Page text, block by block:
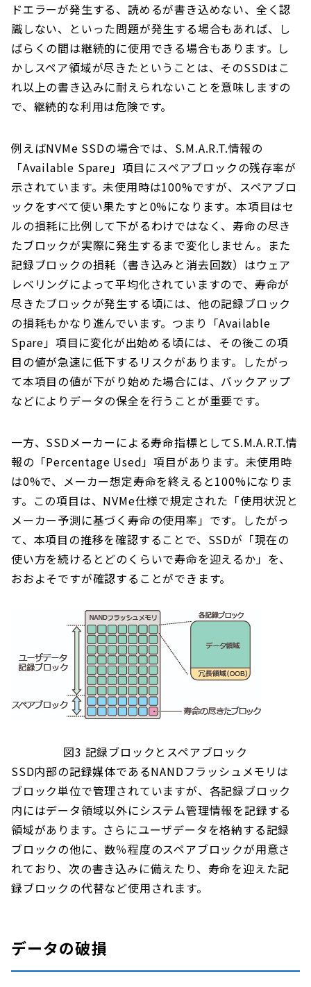
ドエラーが発生する、読めるが書き込めない、全く認
識しない、といった問題が発生する場合もあれば、し
ばらくの間は継続的に使用できる場合もあります。し
かしスペア領域が尽きたということは、そのSSDはこ
れ以上の書き込みに耐えられないことを意味しますの
で、継続的な利用は危険です。
例えばNVMe SSDの場合では、S.M.A.R.T.情報の
「Available Spare」項目にスペアブロックの残存率が
示されています。未使用時は100%ですが、スペアブロ
ックをすべて使い果たすと0%になります。本項目はセ
ルの損耗に比例して下がるわけではなく、寿命の尽き
たブロックが実際に発生するまで変化しません。また
記録ブロックの損耗（書き込みと消去回数）はウェア
レベリングによって平均化されていますので、寿命が
尽きたブロックが発生する頃には、他の記録ブロック
の損耗もかなり進んでいます。つまり「Available
Spare」項目に変化が出始める頃には、その後この項
目の値が急速に低下するリスクがあります。したがっ
て本項目の値が下がり始めた場合には、バックアップ
などによりデータの保全を行うことが重要です。
一方、SSDメーカーによる寿命指標としてS.M.A.R.T.情
報の「Percentage Used」項目があります。未使用時
は0%で、メーカー想定寿命を終えると100%になりま
す。この項目は、NVMe仕様で規定された「使用状況と
メーカー予測に基づく寿命の使用率」です。したがっ
て、本項目の推移を確認することで、SSDが「現在の
使い方を続けるとどのくらいで寿命を迎えるか」を、
おおよそですが確認することができます。
図3 記録ブロックとスペアブロック
SSD内部の記録媒体であるNANDフラッシュメモリは
ブロック単位で管理されていますが、各記録ブロック
内にはデータ領域以外にシステム管理情報を記録する
領域があります。さらにユーザデータを格納する記録
ブロックの他に、数％程度のスペアブロックが用意さ
れており、次の書き込みに備えたり、寿命を迎えた記
録ブロックの代替など使用されます。
データの破損